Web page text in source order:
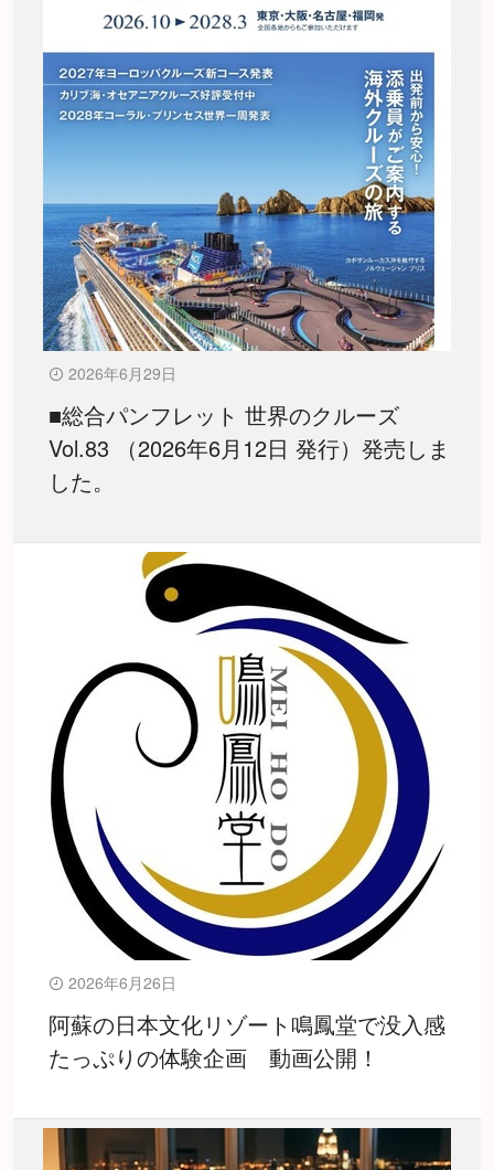
2026年6月29日
■総合パンフレット 世界のクルーズ
Vol.83 （2026年6月12日 発行）発売しま
した。
2026年6月26日
阿蘇の日本文化リゾート鳴鳳堂で没入感
たっぷりの体験企画 動画公開！